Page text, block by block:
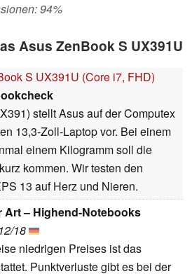
94%
Asus ZenBook S UX391U
S UX391U (Core i7, FHD)
stellt Asus auf der Computex
13,3-Zoll-Laptop vor. Bei einem
einem Kilogramm soll die
kommen. Wir testen den
13 auf Herz und Nieren.
Art – Highend-Notebooks
12/18
niedrigen Preises ist das
Punktverluste gibt es bei der